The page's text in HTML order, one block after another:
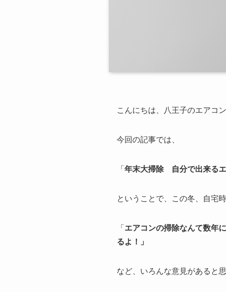
こんにちは、八王子のエアコ
今回の記事では、
「 年末大掃除 自分で出来るエ
ということで、この冬、自宅
「 エアコンの掃除なんて数年
るよ！」
など、いろんな意見があると